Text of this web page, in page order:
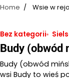
Home Wsie w
Bez kategorii
Budy (obwód
Budy (obwód
wsi Budy to wieś